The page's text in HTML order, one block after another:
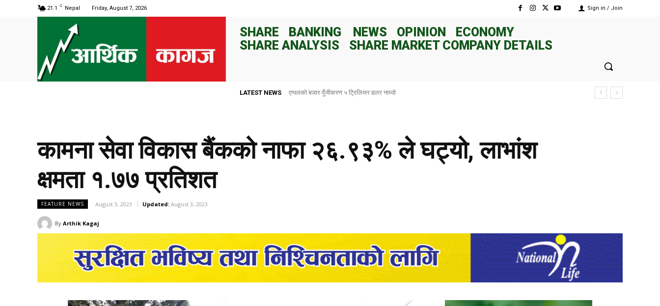
21.1 C Nepal Friday, August 7, 2026 Sign in / Join
SHARE BANKING NEWS OPINION
ECONOMY
SHARE ANALYSIS
SHARE MARKET COMPANY DETAILS
LATEST NEWS राष्ट्र बैंकले ८२ दिनका लागि १०० अर्ब रुपैयाँ निक्षेप संकलन गर्ने
कामना सेवा विकास बैंकको नाफा २६.९३% ले घट्यो, लाभांश
क्षमता १.७७ प्रतिशत
FEATURE NEWS August 3, 2023 Updated: August 3, 2023
By Arthik Kagaj